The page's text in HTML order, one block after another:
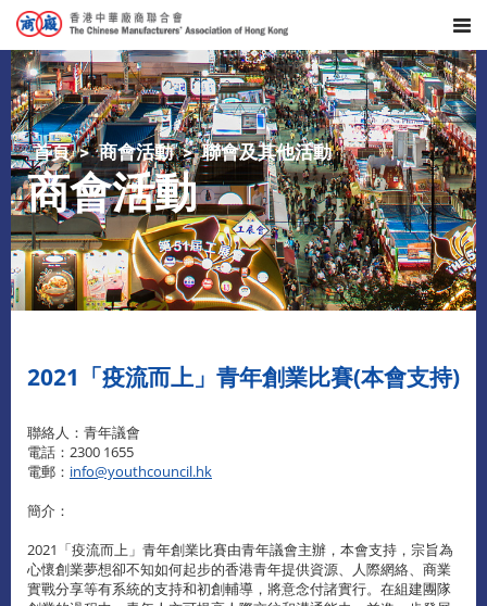
首頁 商會活動 聯會及其他活動
商會活動
2021「疫流而上」青年創業比賽(本會支持)
聯絡人：青年議會
電話：2300 1655
電郵： info@youthcouncil.hk
簡介：
2021「疫流而上」青年創業比賽由青年議會主辦，本會支持，宗旨為
心懷創業夢想卻不知如何起步的香港青年提供資源、人際網絡、商業
實戰分享等有系統的支持和初創輔導，將意念付諸實行。在組建團隊